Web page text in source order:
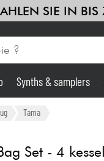
SIE IN BIS
Studio
Synths & samplers
Tama
Set - 4